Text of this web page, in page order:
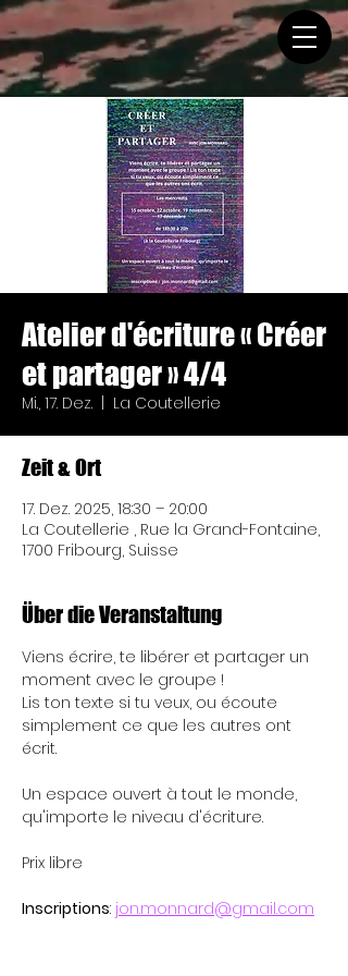
Atelier d'écriture « Créer
et partager » 4/4
Mi., 17. Dez. La Coutellerie
Zeit & Ort
17. Dez. 2025, 18:30 – 20:00
La Coutellerie , Rue la Grand-Fontaine,
1700 Fribourg, Suisse
Über die Veranstaltung
Viens écrire, te libérer et partager un
moment avec le groupe !
Lis ton texte si tu veux, ou écoute
simplement ce que les autres ont
écrit.
Un espace ouvert à tout le monde,
qu'importe le niveau d'écriture.
Prix libre
Inscriptions: jon.monnard@gmail.com